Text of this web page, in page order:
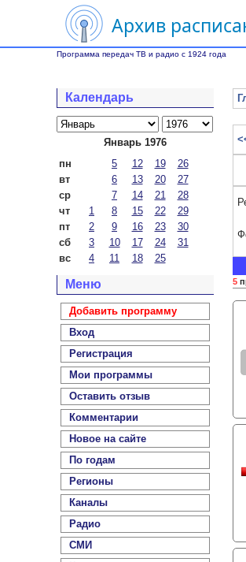
Архив
Программа передач ТВ и радио с 1924 года
Календарь
Январь 1976
пн
5 12 19
26
вт
6 13 20
27
ср
7 14 21
28
чт
1 8 15 22
29
пт
2 9 16 23
30
сб
3 10 17 24
31
вс
4 11 18 25
Меню
Добавить программу
Вход
Регистрация
Мои программы
Оставить отзыв
Комментарии
Новое на сайте
По годам
Регионы
Каналы
Радио
СМИ
5